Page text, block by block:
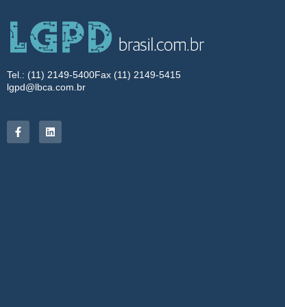
Tel.: (11) 2149-5400Fax (11) 2149-5415
lgpd@lbca.com.br